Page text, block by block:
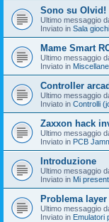
Sono su Olvid!
Ultimo messaggio
Inviato in Sala
Mame Smart
Ultimo messaggio
Inviato in
Controller
Ultimo messaggio
Inviato in Controlli
Zaxxon hack
Ultimo messaggio
Inviato in PCB
Introduzione
Ultimo messaggio
Inviato in Mi
Problema
Ultimo messaggio
Inviato in Emulatori